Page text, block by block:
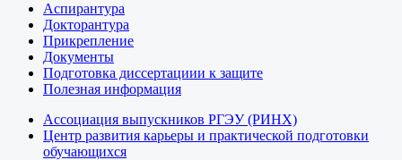
Аспирантура
Докторантура
Прикрепление
Документы
Подготовка диссертациии к защите
Полезная информация
Ассоциация выпускников РГЭУ (РИНХ)
Центр развития карьеры и практической подготовки
обучающихся